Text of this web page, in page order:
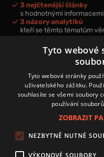
3 nejčtenější články
s hodnotnými
3 názory analytiků
kteří se těmto tématům
nová videa a podcasty
k prohloubení vašich
Přihlášením k newsletteru
zpracování osobních údajů.
Zásady používání souborů cookies
Tyto webové
Tyto webové stránky
uživatelského zážitku.
souhlasíte se všemi soubory
používání
ZOBRAZIT
NEZBYTNĚ NUTNÉ
VÝKONOVÉ SOUBORY